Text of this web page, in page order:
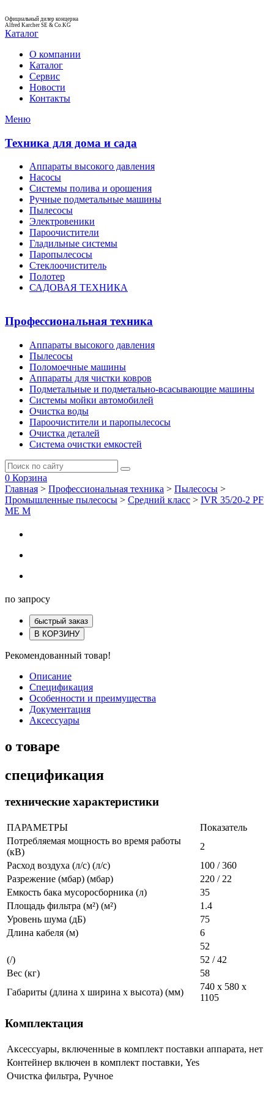
Официальный дилер концерна
Alfred Karcher SE & Co.KG
Каталог
О компании
Каталог
Сервис
Новости
Контакты
Меню
Техника для дома и сада
Аппараты высокого давления
Насосы
Системы полива и орошения
Ручные подметальные машины
Пылесосы
Электровеники
Пароочистители
Гладильные системы
Паропылесосы
Стеклоочиститель
Полотер
САДОВАЯ ТЕХНИКА
Профессиональная техника
Аппараты высокого давления
Пылесосы
Поломоечные машины
Аппараты для чистки ковров
Подметальные и подметально-всасывающие машины
Системы мойки автомобилей
Очистка воды
Пароочистители и паропылесосы
Очистка деталей
Система очистки емкостей
0 Корзина
Главная > Профессиональная техника > Пылесосы >
Промышленные пылесосы > Средний класс > IVR 35/20-2 PF
ME M
по запросу
быстрый заказ
В КОРЗИНУ
Рекомендованный товар!
Описание
Спецификация
Особенности и преимущества
Документация
Аксессуары
о товаре
спецификация
технические характеристики
ПАРАМЕТРЫ
Показатель
Потребляемая мощность во время работы
(кВ)
2
Расход воздуха (л/с) (л/с)
100 / 360
Разрежение (мбар) (мбар)
220 / 22
Емкость бака мусоросборника (л)
35
Площадь фильтра (м²) (м²)
1.4
Уровень шума (дБ)
75
Длина кабеля (м)
6
52
(/)
52 / 42
Вес (кг)
58
Габариты (длина х ширина х высота) (мм)
740 x 580 x
1105
Комплектация
Аксессуары, включенные в комплект поставки аппарата, нет
Контейнер включен в комплект поставки, Yes
Очистка фильтра, Ручное